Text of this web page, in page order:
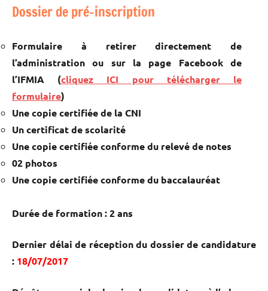
Dossier de pré-inscription
Formulaire à retirer directement de
l’administration ou sur la page Facebook de
l’IFMIA (cliquez ICI pour télécharger le
formulaire)
Une copie certifiée de la CNI
Un certificat de scolarité
Une copie certifiée conforme du relevé de notes
02 photos
Une copie certifiée conforme du baccalauréat
Durée de formation : 2 ans
Dernier délai de réception du dossier de candidature
: 18/07/2017